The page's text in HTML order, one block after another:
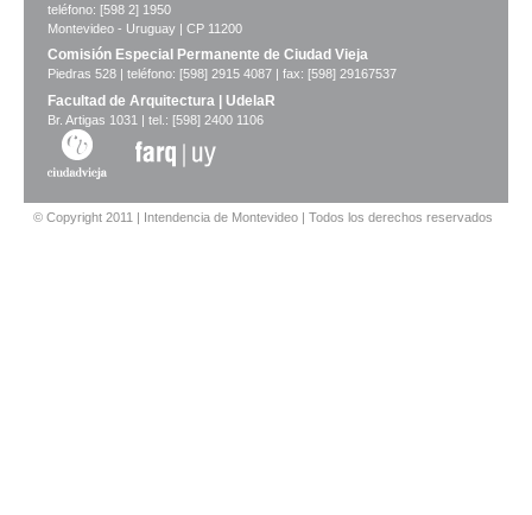
teléfono: [598 2] 1950
Montevideo - Uruguay | CP 11200
Comisión Especial Permanente de Ciudad Vieja
Piedras 528 | teléfono: [598] 2915 4087 | fax: [598] 29167537
Facultad de Arquitectura | UdelaR
Br. Artigas 1031 | tel.: [598] 2400 1106
© Copyright 2011 | Intendencia de Montevideo | Todos los derechos reservados